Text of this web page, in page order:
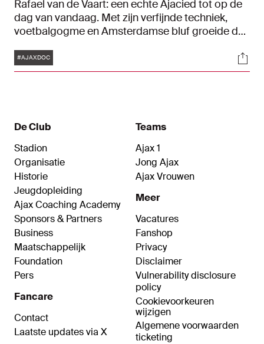
Rafael van de Vaart: een echte Ajacied tot op de
dag van vandaag. Met zijn verfijnde techniek,
voetbalgogme en Amsterdamse bluf groeide de
Nederland. In dit uitgebreide portret gaan we met
hem terug naar het woonwagenkamp waar hij
Tags
#AJAXDOC
De Club
Stadion
Organisatie
Historie
Jeugdopleiding
Ajax Coaching Academy
Sponsors & Partners
Business
Maatschappelijk
Foundation
Pers
Fancare
Contact
Laatste updates via X
Teams
Ajax 1
Jong Ajax
Ajax Vrouwen
Meer
Vacatures
Fanshop
Privacy
Disclaimer
Vulnerability disclosure
policy
Cookievoorkeuren
wijzigen
Algemene voorwaarden
ticketing